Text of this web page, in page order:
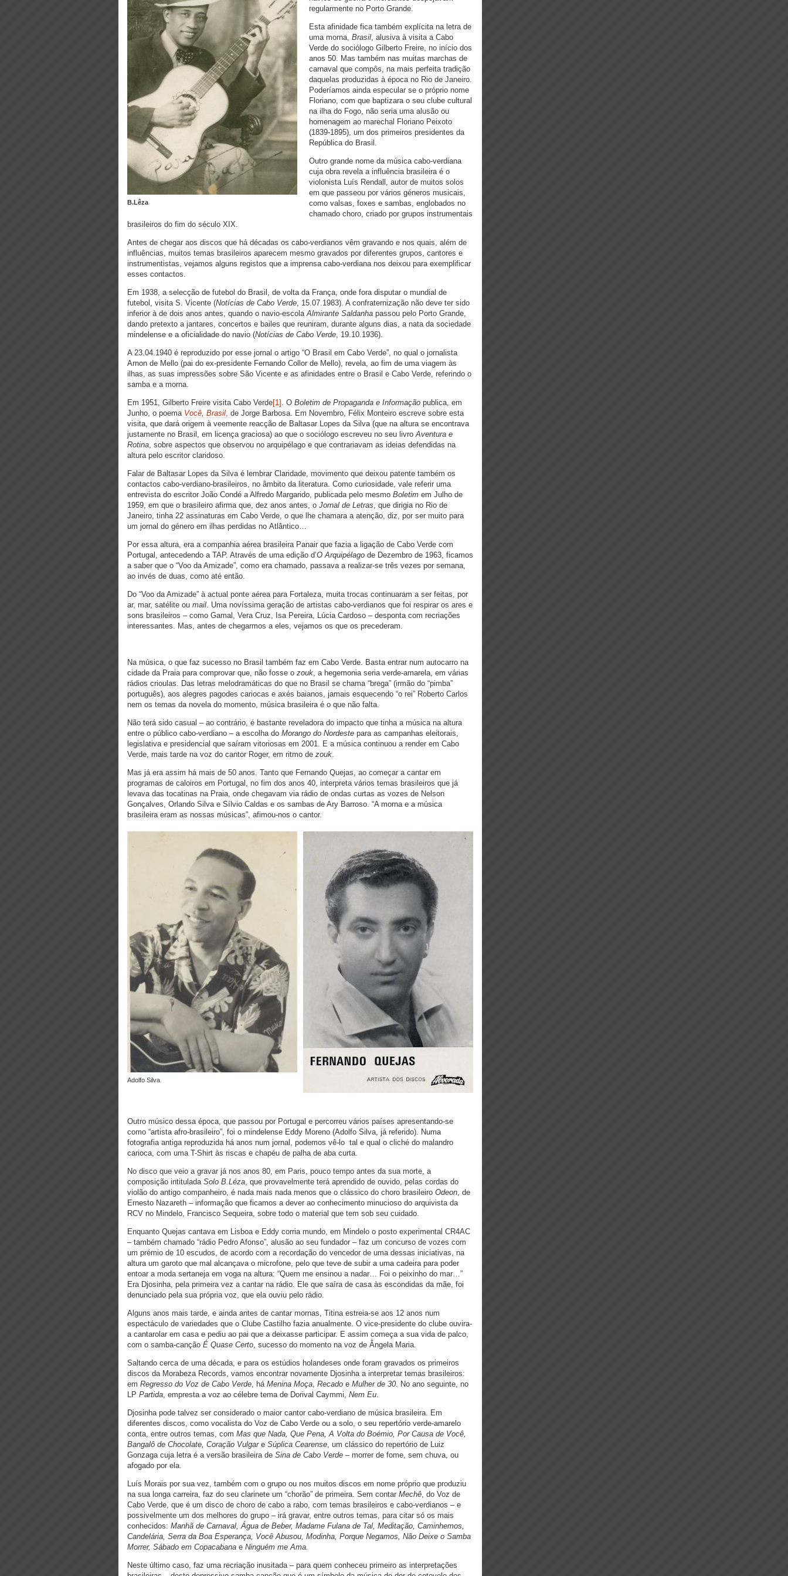
B.Lêza
regularmente no Porto Grande.
Esta afinidade fica também explícita na letra de
uma morna, Brasil, alusiva à visita a Cabo
Verde do sociólogo Gilberto Freire, no início dos
anos 50. Mas também nas muitas marchas de
carnaval que compôs, na mais perfeita tradição
daquelas produzidas à época no Rio de Janeiro.
Poderíamos ainda especular se o próprio nome
Floriano, com que baptizara o seu clube cultural
na ilha do Fogo, não seria uma alusão ou
homenagem ao marechal Floriano Peixoto
(1839-1895), um dos primeiros presidentes da
República do Brasil.
Outro grande nome da música cabo-verdiana
cuja obra revela a influência brasileira é o
violonista Luís Rendall, autor de muitos solos
em que passeou por vários géneros musicais,
como valsas, foxes e sambas, englobados no
chamado choro, criado por grupos instrumentais
brasileiros do fim do século XIX.
Antes de chegar aos discos que há décadas os cabo-verdianos vêm gravando e nos quais, além de
influências, muitos temas brasileiros aparecem mesmo gravados por diferentes grupos, cantores e
instrumentistas, vejamos alguns registos que a imprensa cabo-verdiana nos deixou para exemplificar
esses contactos.
Em 1938, a selecção de futebol do Brasil, de volta da França, onde fora disputar o mundial de
futebol, visita S. Vicente (Notícias de Cabo Verde, 15.07.1983). A confraternização não deve ter sido
inferior à de dois anos antes, quando o navio-escolaAlmirante Saldanha passou pelo Porto Grande,
dando pretexto a jantares, concertos e bailes que reuniram, durante alguns dias, a nata da sociedade
mindelense e a oficialidade do navio (Notícias de Cabo Verde, 19.10.1936).
A 23.04.1940 é reproduzido por esse jornal o artigo “O Brasil em Cabo Verde”, no qual o jornalista
Arnon de Mello (pai do ex-presidente Fernando Collor de Mello), revela, ao fim de uma viagem às
ilhas, as suas impressões sobre São Vicente e as afinidades entre o Brasil e Cabo Verde, referindo o
samba e a morna.
Em 1951, Gilberto Freire visita Cabo Verde[1] . O Boletim de Propaganda e Informação publica, em
Junho, o poema Você, Brasil, de Jorge Barbosa. Em Novembro, Félix Monteiro escreve sobre esta
visita, que dará origem à veemente reacção de Baltasar Lopes da Silva (que na altura se encontrava
justamente no Brasil, em licença graciosa) ao que o sociólogo escreveu no seu livroAventura e
Rotina, sobre aspectos que observou no arquipélago e que contrariavam as ideias defendidas na
altura pelo escritor claridoso.
Falar de Baltasar Lopes da Silva é lembrar Claridade, movimento que deixou patente também os
contactos cabo-verdiano-brasileiros, no âmbito da literatura. Como curiosidade, vale referir uma
entrevista do escritor João Condé a Alfredo Margarido, publicada pelo mesmo Boletim em Julho de
1959, em que o brasileiro afirma que, dez anos antes, o Jornal de Letras, que dirigia no Rio de
Janeiro, tinha 22 assinaturas em Cabo Verde, o que lhe chamara a atenção, diz, por ser muito para
um jornal do género em ilhas perdidas no Atlântico…
Por essa altura, era a companhia aérea brasileira Panair que fazia a ligação de Cabo Verde com
Portugal, antecedendo a TAP. Através de uma edição d’O Arquipélago de Dezembro de 1963, ficamos
a saber que o “Voo da Amizade”, como era chamado, passava a realizar-se três vezes por semana,
ao invés de duas, como até então.
Do “Voo da Amizade” à actual ponte aérea para Fortaleza, muita trocas continuaram a ser feitas, por
ar, mar, satélite ou mail. Uma novíssima geração de artistas cabo-verdianos que foi respirar os ares e
sons brasileiros – como Gamal, Vera Cruz, Isa Pereira, Lúcia Cardoso – desponta com recriações
interessantes. Mas, antes de chegarmos a eles, vejamos os que os precederam.
Na música, o que faz sucesso no Brasil também faz em Cabo Verde. Basta entrar num autocarro na
cidade da Praia para comprovar que, não fosse o zouk, a hegemonia seria verde-amarela, em várias
rádios crioulas. Das letras melodramáticas do que no Brasil se chama “brega” (irmão do “pimba”
português), aos alegres pagodes cariocas e axés baianos, jamais esquecendo “o rei” Roberto Carlos
nem os temas da novela do momento, música brasileira é o que não falta.
Não terá sido casual – ao contrário, é bastante reveladora do impacto que tinha a música na altura
entre o público cabo-verdiano – a escolha do Morango do Nordeste para as campanhas eleitorais,
legislativa e presidencial que saíram vitoriosas em 2001. E a música continuou a render em Cabo
Verde, mais tarde na voz do cantor Roger, em ritmo de zouk.
Mas já era assim há mais de 50 anos. Tanto que Fernando Quejas, ao começar a cantar em
programas de caloiros em Portugal, no fim dos anos 40, interpreta vários temas brasileiros que já
levava das tocatinas na Praia, onde chegavam via rádio de ondas curtas as vozes de Nelson
Gonçalves, Orlando Silva e Sílvio Caldas e os sambas de Ary Barroso. “A morna e a música
brasileira eram as nossas músicas”, afimou-nos o cantor.
Adolfo Silva
Outro músico dessa época, que passou por Portugal e percorreu vários países apresentando-se
como “artista afro-brasileiro”, foi o mindelense Eddy Moreno (Adolfo Silva, já referido). Numa
fotografia antiga reproduzida há anos num jornal, podemos vê-lo tal e qual o cliché do malandro
carioca, com uma T-Shirt às riscas e chapéu de palha de aba curta.
No disco que veio a gravar já nos anos 80, em Paris, pouco tempo antes da sua morte, a
composição intitulada Solo B.Léza, que provavelmente terá aprendido de ouvido, pelas cordas do
violão do antigo companheiro, é nada mais nada menos que o clássico do choro brasileiro Odeon, de
Ernesto Nazareth – informação que ficamos a dever ao conhecimento minucioso do arquivista da
RCV no Mindelo, Francisco Sequeira, sobre todo o material que tem sob seu cuidado.
Enquanto Quejas cantava em Lisboa e Eddy corria mundo, em Mindelo o posto experimental CR4AC
– também chamado “rádio Pedro Afonso”, alusão ao seu fundador – faz um concurso de vozes com
um prémio de 10 escudos, de acordo com a recordação do vencedor de uma dessas iniciativas, na
altura um garoto que mal alcançava o microfone, pelo que teve de subir a uma cadeira para poder
entoar a moda sertaneja em voga na altura: “Quem me ensinou a nadar… Foi o peixinho do mar…”
Era Djosinha, pela primeira vez a cantar na rádio. Ele que saíra de casa às escondidas da mãe, foi
denunciado pela sua própria voz, que ela ouviu pelo rádio.
Alguns anos mais tarde, e ainda antes de cantar mornas, Titina estreia-se aos 12 anos num
espectáculo de variedades que o Clube Castilho fazia anualmente. O vice-presidente do clube ouvira-
a cantarolar em casa e pediu ao pai que a deixasse participar. E assim começa a sua vida de palco,
com o samba-canção É Quase Certo, sucesso do momento na voz de Ângela Maria.
Saltando cerca de uma década, e para os estúdios holandeses onde foram gravados os primeiros
discos da Morabeza Records, vamos encontrar novamente Djosinha a interpretar temas brasileiros:
em Regresso do Voz de Cabo Verde, há Menina Moça, Recado e Mulher de 30. No ano seguinte, no
LP Partida, empresta a voz ao célebre tema de Dorival Caymmi, Nem Eu.
Djosinha pode talvez ser considerado o maior cantor cabo-verdiano de música brasileira. Em
diferentes discos, como vocalista do Voz de Cabo Verde ou a solo, o seu repertório verde-amarelo
conta, entre outros temas, com Mas que Nada, Que Pena, A Volta do Boémio, Por Causa de Você,
Bangalô de Chocolate, Coração Vulgare Súplica Cearense, um clássico do repertório de Luiz
Gonzaga cuja letra é a versão brasileira de Sina de Cabo Verde – morrer de fome, sem chuva, ou
afogado por ela.
Luís Morais por sua vez, também com o grupo ou nos muitos discos em nome próprio que produziu
na sua longa carreira, faz do seu clarinete um “chorão” de primeira. Sem contar Mechê, do Voz de
Cabo Verde, que é um disco de choro de cabo a rabo, com temas brasileiros e cabo-verdianos – e
possivelmente um dos melhores do grupo – irá gravar, entre outros temas, para citar só os mais
conhecidos: Manhã de Carnaval, Água de Beber, Madame Fulana de Tal, Meditação, Caminhemos,
Candelária, Serra da Boa Esperança, Você Abusou, Modinha, Porque Negamos, Não Deixe o Samba
Morrer, Sábado em Copacabana e Ninguém me Ama.
Neste último caso, faz uma recriação inusitada – para quem conheceu primeiro as interpretações